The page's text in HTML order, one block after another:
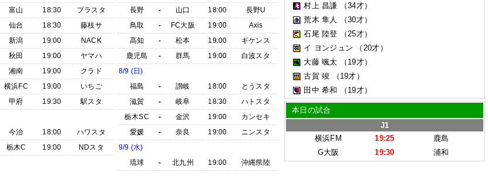
富山 18:30
プラスタ
仙台 18:30
藤枝サ
新潟 19:00
NACK
秋田 19:00
ヤマハ
湘南 19:00
クラド
横浜FC 19:00
いちご
甲府 19:30
駅スタ
今治 18:00
ハワスタ
栃木C 19:00 NDスタ
長野
- 山口 18:00
長野U
鳥取
- FC大阪 19:00
Axis
高知
- 松本 19:00
ギケンス
鹿児島
- 群馬 19:00
白波スタ
8/9 (日)
福島
- 讃岐 18:00
とうスタ
滋賀
- 岐阜 18:30
ハトスタ
栃木SC
- 金沢 19:00
カンセキ
愛媛
- 奈良 19:00
ニンスタ
9/9 (水)
琉球
- 北九州 19:00 沖縄県陸
村上 昌謙
（34才）
荒木 隼人
（30才）
石尾 陸登
（25才）
イ ヨンジュン
（20才）
大藤 颯太
（19才）
古賀 竣
（19才）
田中 希和
（19才）
本日の試合
J1
横浜FM
19:25
鹿島
G大阪
19:30 浦和